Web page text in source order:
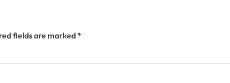
fields are marked*